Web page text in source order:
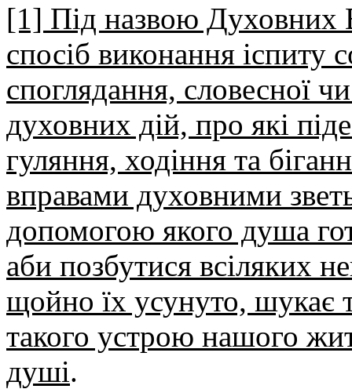
[1] Під назвою Духовних
спосіб виконання іспиту
споглядання, словесної
духовних дій, про які
гуляння, ходіння та
вправами духовними
допомогою якого душа
аби позбутися всіляких
щойно їх усунуто, шукає
такого устрою нашого
душі.